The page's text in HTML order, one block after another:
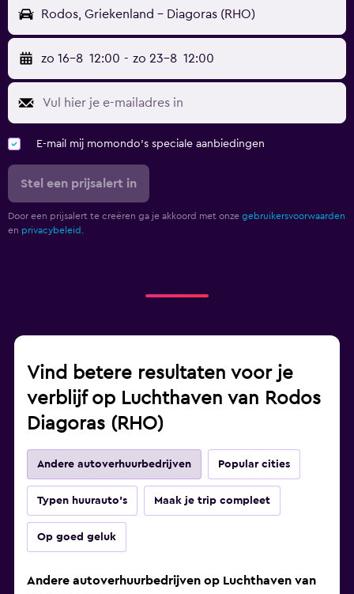
Rodos, Griekenland - Diagoras (RHO)
zo 16-8 12:00 - zo 23-8 12:00
E-mail mij momondo's speciale aanbiedingen
Stel een prijsalert in
Door een prijsalert te creëren ga je akkoord met onze gebruikersvoorwaarden
en privacybeleid.
Vind betere resultaten voor je
verblijf op Luchthaven van Rodos
Diagoras (RHO)
Andere autoverhuurbedrijven Popular cities
Typen huurauto's Maak je trip compleet
Op goed geluk
Andere autoverhuurbedrijven op Luchthaven van